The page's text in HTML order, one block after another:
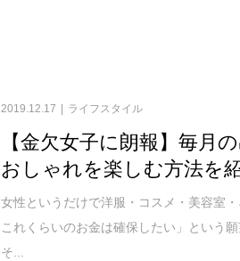
2019.12.17 ライフスタイル
【金欠女子に朗報】毎月
おしゃれを楽しむ方法を
女性というだけで洋服・コスメ・美容室
これくらいのお金は確保したい」という
そ...